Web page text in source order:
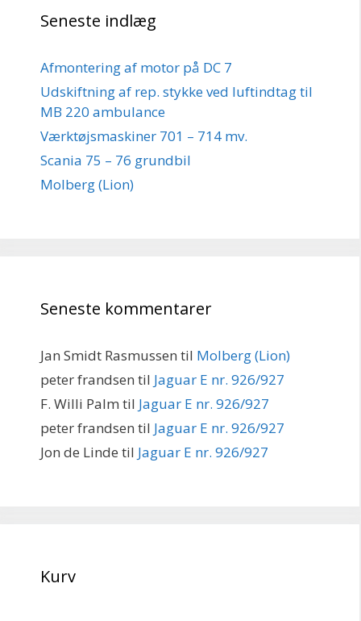
Seneste indlæg
Afmontering af motor på DC 7
Udskiftning af rep. stykke ved luftindtag til
MB 220 ambulance
Værktøjsmaskiner 701 – 714 mv.
Scania 75 – 76 grundbil
Molberg (Lion)
Seneste kommentarer
Jan Smidt Rasmussen til Molberg (Lion)
peter frandsen til Jaguar E nr. 926/927
F. Willi Palm til Jaguar E nr. 926/927
peter frandsen til Jaguar E nr. 926/927
Jon de Linde til Jaguar E nr. 926/927
Kurv